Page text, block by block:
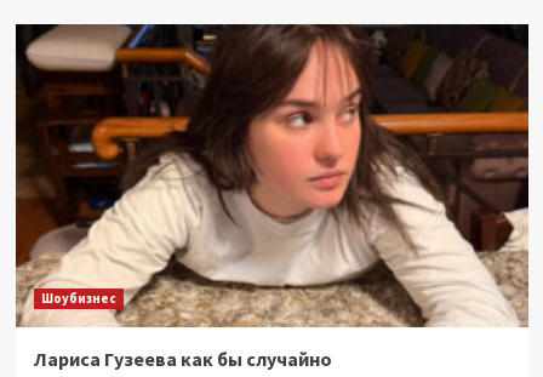
Финал
«Битвы
экстрасенсов»:
кто
победил
в
юбилейном
сезоне
—
обзор
25
выпуска
Шоубизнес
Лариса Гузеева как бы случайно